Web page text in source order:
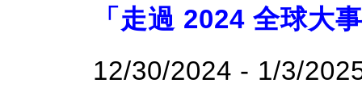
「走過 2024 全球大
12/30/2024 - 1/3/